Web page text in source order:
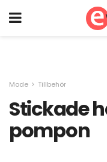
Mode Tillbehör
Stickade
pompon